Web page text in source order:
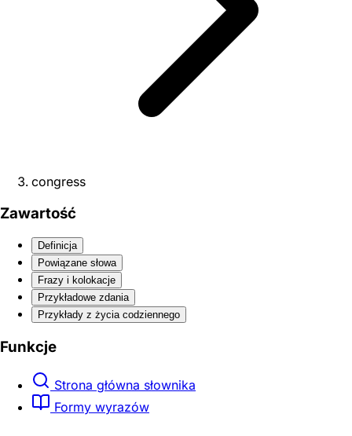
congress
Zawartość
Definicja
Powiązane słowa
Frazy i kolokacje
Przykładowe zdania
Przykłady z życia codziennego
Funkcje
Strona główna słownika
Formy wyrazów